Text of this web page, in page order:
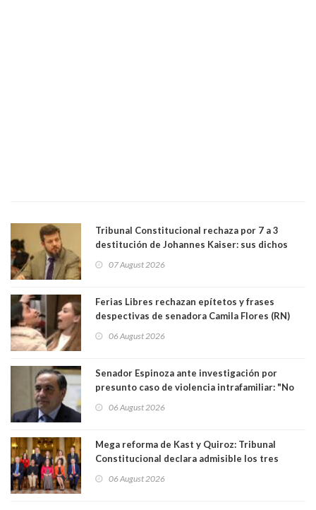
Tribunal Constitucional rechaza por 7 a 3
destitución de Johannes Kaiser: sus dichos
justicia constitucional porque no es diputado
07 August 2026
Ferias Libres rechazan epítetos y frases
despectivas de senadora Camila Flores (RN)
06 August 2026
Senador Espinoza ante investigación por
presunto caso de violencia intrafamiliar: "No
antecedentes a Tribunal Supremo
06 August 2026
Mega reforma de Kast y Quiroz: Tribunal
Constitucional declara admisible los tres
06 August 2026